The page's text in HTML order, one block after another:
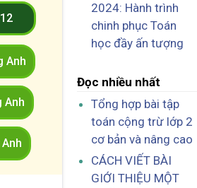
Anh
Anh
2024: Hành trình
chinh phục Toán
học đầy ấn tượng
Đọc nhiều nhất
Tổng hợp bài tập
toán cộng trừ lớp 2
cơ bản và nâng cao
CÁCH VIẾT BÀI
GIỚI THIỆU MỘT